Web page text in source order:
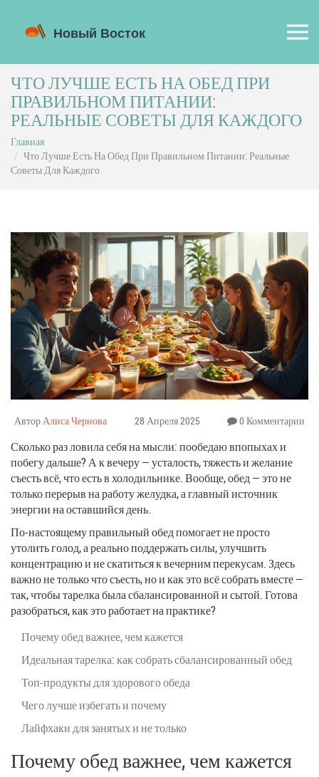
ЧТО ЛУЧШЕ ЕСТЬ НА ОБЕД ПРИ
ПРАВИЛЬНОМ ПИТАНИИ:
РЕАЛЬНЫЕ СОВЕТЫ ДЛЯ КАЖДОГО
Главная
Что Лучше Есть На Обед При Правильном Питании: Реальные
Советы Для Каждого
АвторАлиса Чернова 28 Апреля 2025 0 Комментарии
Сколько раз ловила себя на мысли: пообедаю впопыхах и
побегу дальше? А к вечеру — усталость, тяжесть и желание
съесть всё, что есть в холодильнике. Вообще, обед — это не
только перерыв на работу желудка, а главный источник
энергии на оставшийся день.
По-настоящему правильный обед помогает не просто
утолить голод, а реально поддержать силы, улучшить
концентрацию и не скатиться к вечерним перекусам. Здесь
важно не только что съесть, но и как это всё собрать вместе —
так, чтобы тарелка была сбалансированной и сытой. Готова
разобраться, как это работает на практике?
Почему обед важнее, чем кажется
Идеальная тарелка: как собрать сбалансированный обед
Топ-продукты для здорового обеда
Чего лучше избегать и почему
Лайфхаки для занятых и не только
Почему обед важнее, чем кажется